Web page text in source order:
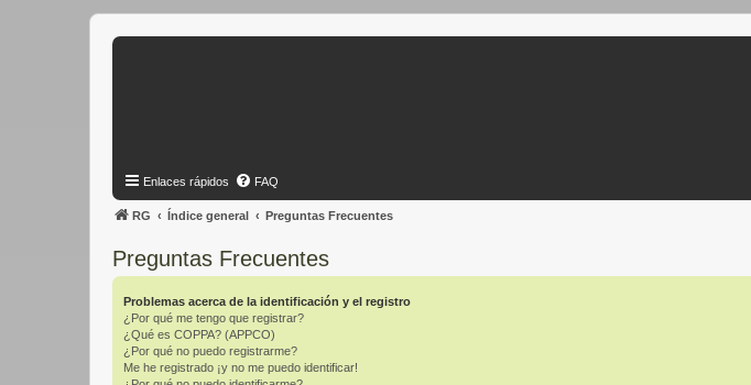
Enlaces rápidos FAQ
RG Índice general Preguntas Frecuentes
Preguntas Frecuentes
Problemas acerca de la identificación y el registro
¿Por qué me tengo que registrar?
¿Qué es COPPA? (APPCO)
¿Por qué no puedo registrarme?
Me he registrado ¡y no me puedo identificar!